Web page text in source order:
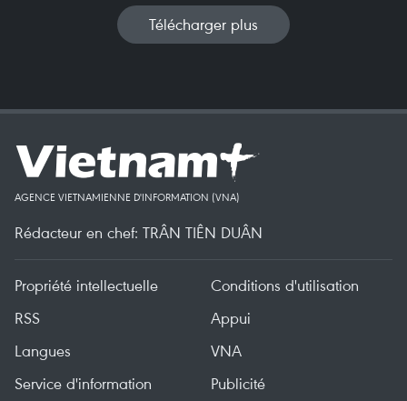
Télécharger plus
AGENCE VIETNAMIENNE D'INFORMATION (VNA)
Rédacteur en chef: TRÂN TIÊN DUÂN
Propriété intellectuelle
Conditions d'utilisation
RSS
Appui
Langues
VNA
Service d'information
Publicité